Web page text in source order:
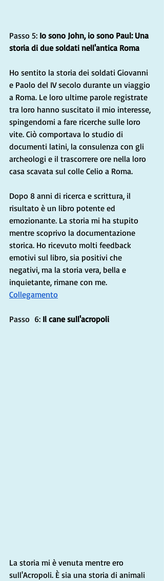
Passo 5: Io sono John, io sono Paul: Una
storia di due soldati nell'antica Roma
Ho sentito la storia dei soldati Giovanni
e Paolo del IV secolo durante un viaggio
a Roma. Le loro ultime parole registrate
tra loro hanno suscitato il mio interesse,
spingendomi a fare ricerche sulle loro
vite. Ciò comportava lo studio di
documenti latini, la consulenza con gli
archeologi e il trascorrere ore nella loro
casa scavata sul colle Celio a Roma.
Dopo 8 anni di ricerca e scrittura, il
risultato è un libro potente ed
emozionante. La storia mi ha stupito
mentre scoprivo la documentazione
storica. Ho ricevuto molti feedback
emotivi sul libro, sia positivi che
negativi, ma la storia vera, bella e
inquietante, rimane con me.
Collegamento
Passo  6: Il cane sull'acropoli
La storia mi è venuta mentre ero
sull'Acropoli. È sia una storia di animali